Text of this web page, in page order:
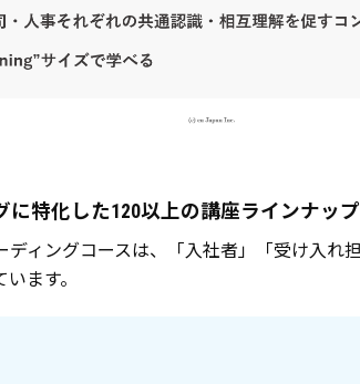
に特化した120以上の講座ラインナップ
ディングコースは、「入社者」「受け入れ
ます。